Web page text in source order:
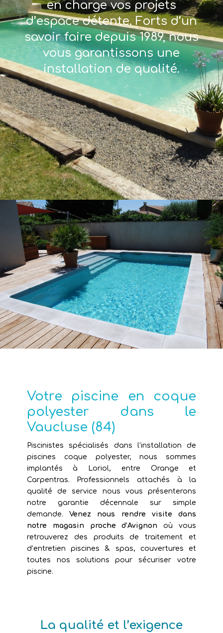
en charge vos projets
d’espace détente. Forts d’un
savoir faire depuis 1989, nous
vous garantissons une
installation de qualité.
Votre piscine en coque
polyester dans le
Vaucluse (84)
Piscinistes spécialisés dans l’installation de
piscines coque polyester, nous sommes
implantés à Loriol, entre Orange et
Carpentras. Professionnels attachés à la
qualité de service nous vous présenterons
notre garantie décennale sur simple
demande.Venez nous rendre visite dans
notre magasin proche d’Avignonoù vous
retrouverez des produits de traitement et
d’entretien piscines & spas, couvertures et
toutes nos solutions pour sécuriser votre
piscine.
La qualité et l’exigence